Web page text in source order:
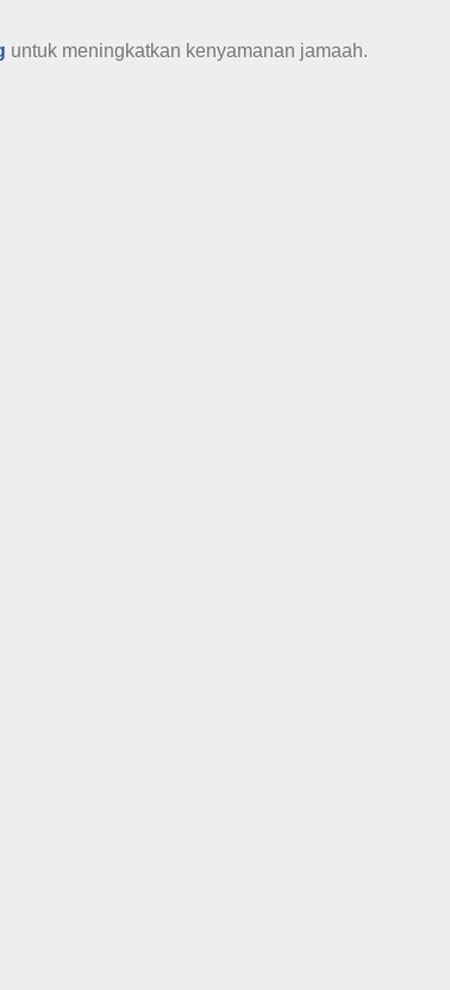
untuk meningkatkan kenyamanan jamaah.